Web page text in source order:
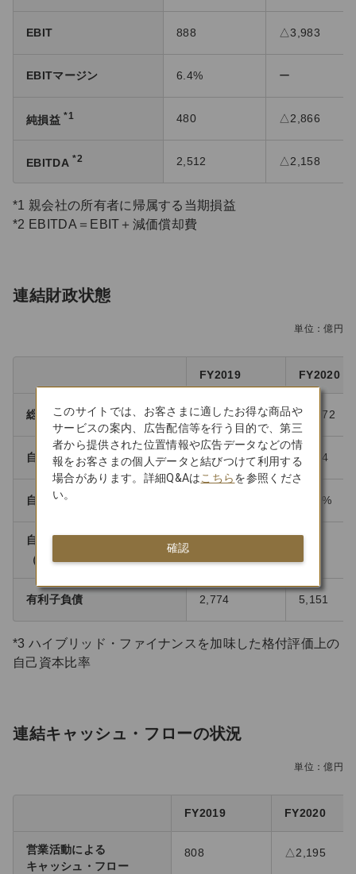
EBIT 888 △3,983
EBITマージン 6.4% ー
純損益 *1 480 △2,866
EBITDA *2 2,512 △2,158
*1 親会社の所有者に帰属する当期損益
*2 EBITDA＝EBIT＋減価償却費
連結財政状態
単位：億円
FY2019 FY2020
総資産 19,822 21,072
自己資本 10,142 9,474
自己資本比率 45.0%
自己資本比率
（格付評価上）
有利子負債 2,774 5,151
*3 ハイブリッド・ファイナンスを加味した格付評価上の
自己資本比率
連結キャッシュ・フローの状況
単位：億円
FY2019 FY2020
営業活動による
キャッシュ・フロー
808 △2,195
このサイトでは、お客さまに適したお得な商品や
サービスの案内、広告配信等を行う目的で、第三
者から提供された位置情報や広告データなどの情
報をお客さまの個人データと結びつけて利用する
場合があります。詳細Q&Aはこちらを参照くださ
い。
確認